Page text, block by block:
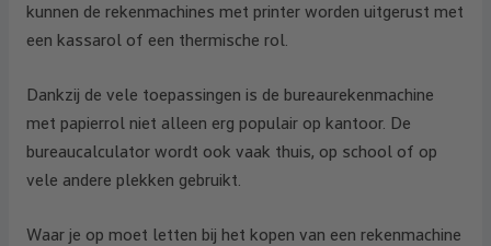
kunnen de rekenmachines met printer worden uitgerust met
een kassarol of een thermische rol.
Dankzij de vele toepassingen is de bureaurekenmachine
met papierrol niet alleen erg populair op kantoor. De
bureaucalculator wordt ook vaak thuis, op school of op
vele andere plekken gebruikt.
Waar je op moet letten bij het kopen van een rekenmachine